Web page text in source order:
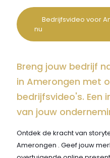
Bedrijfsvideo voor
nu
Breng jouw bedrijf
in Amerongen met
bedrijfsvideo's. Een
van jouw
Ontdek de kracht van
Amerongen . Geef jouw